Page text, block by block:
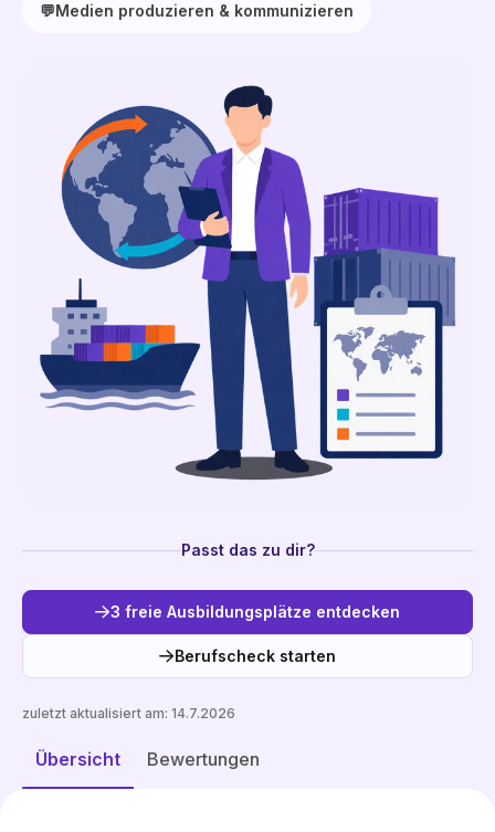
💬Medien produzieren & kommunizieren
Passt das zu dir?
3 freie Ausbildungsplätze entdecken
Berufscheck starten
Übersicht Bewertungen
zuletzt aktualisiert am: 14.7.2026